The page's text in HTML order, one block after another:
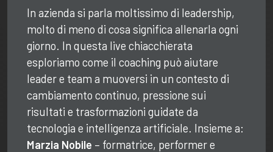
In azienda si parla moltissimo di leadership,
molto di meno di cosa significa allenarla ogni
giorno. In questa live chiacchierata
esploriamo come il coaching può aiutare
leader e team a muoversi in un contesto di
cambiamento continuo, pressione sui
risultati e trasformazioni guidate da
tecnologia e intelligenza artificiale. Insieme a:
Marzia Nobile – formatrice, performer e